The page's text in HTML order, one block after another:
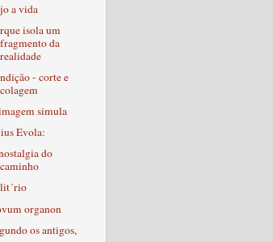
a vida
isola um
fragmento da
realidade
- corte e
colagem
simula
Evola:
do
caminho
organon
os antigos,